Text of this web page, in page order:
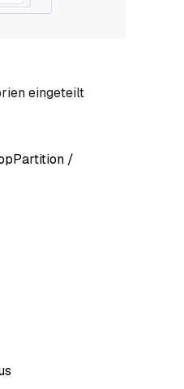
eingeteilt
/